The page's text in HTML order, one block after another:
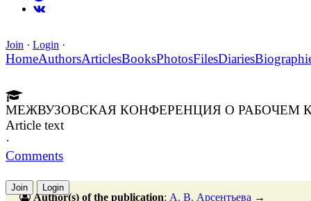
Join · Login ·
HomeAuthorsArticlesBooksPhotosFilesDiaries
МЕЖВУЗОВСКАЯ КОНФЕРЕНЦИЯ О РАБОЧЕМ
Article text
·
Comments
Join Login
Author(s) of the publication: А. В. Арсентьева →